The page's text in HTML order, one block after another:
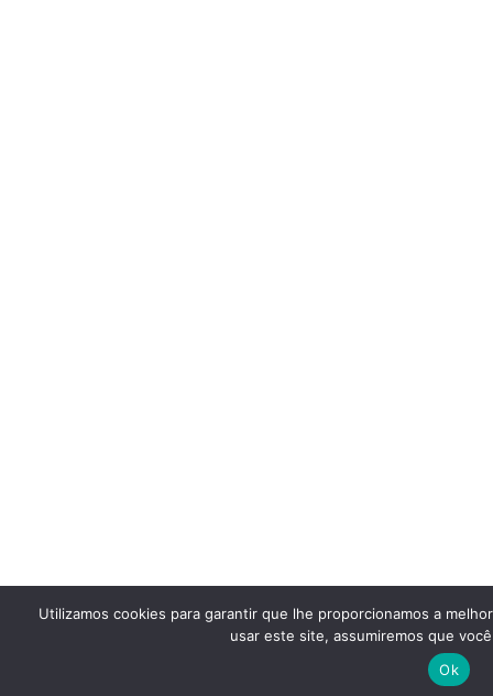
Utilizamos cookies para garantir que lhe proporcionamos a
usar este site, assumiremos que
Ok